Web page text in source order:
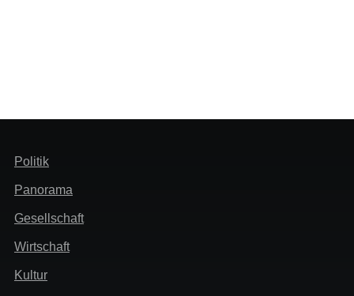
Header
Politik
Panorama
Gesellschaft
Wirtschaft
Kultur